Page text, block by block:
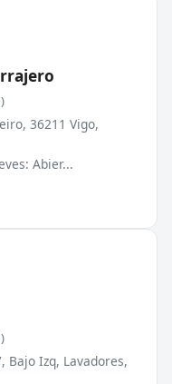
36211 Vigo,
Abier...
Bajo Izq, Lavadores,